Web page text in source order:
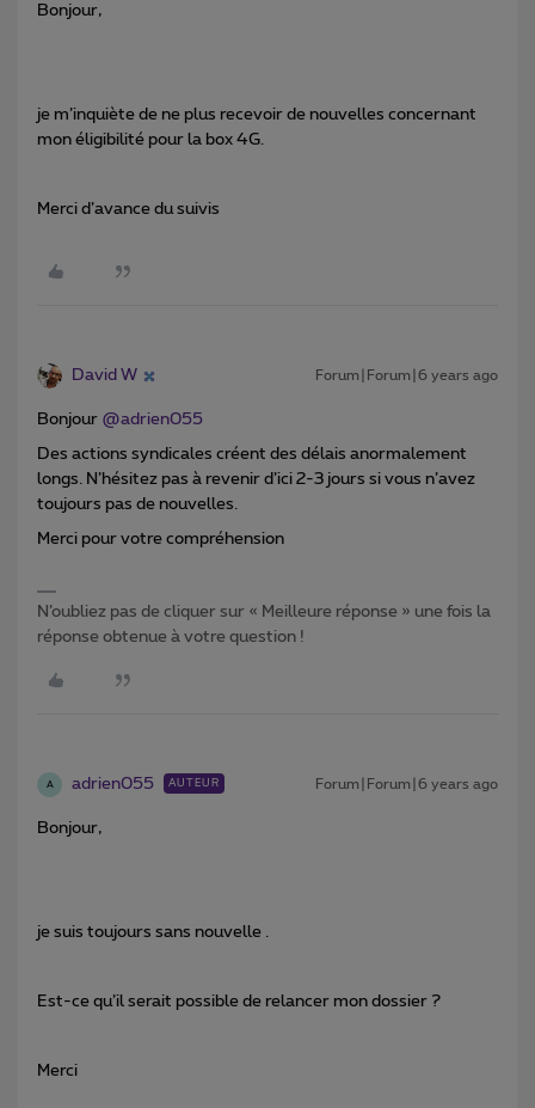
Bonjour,
je m’inquiète de ne plus recevoir de nouvelles concernant
mon éligibilité pour la box 4G.
Merci d’avance du suivis
David W Forum|Forum|6 years ago
Bonjour @adrien055
Des actions syndicales créent des délais anormalement
longs. N’hésitez pas à revenir d’ici 2-3 jours si vous n’avez
toujours pas de nouvelles.
Merci pour votre compréhension
N’oubliez pas de cliquer sur « Meilleure réponse » une fois la
réponse obtenue à votre question !
A adrien055 AUTEUR Forum|Forum|6 years ago
Bonjour,
je suis toujours sans nouvelle .
Est-ce qu’il serait possible de relancer mon dossier ?
Merci